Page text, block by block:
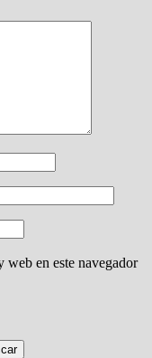
en este navegador